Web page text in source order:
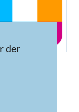
der